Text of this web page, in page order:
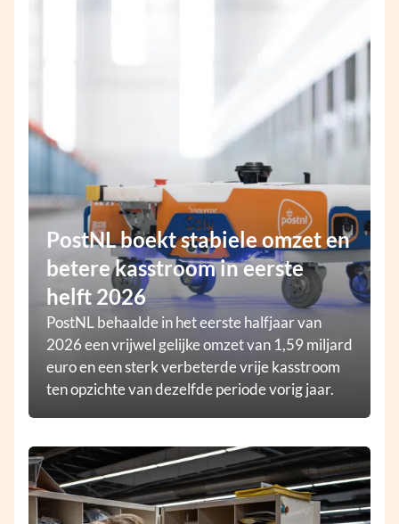
PostNL boekt stabiele omzet en
betere kasstroom in eerste
helft 2026
PostNL behaalde in het eerste halfjaar van
2026 een vrijwel gelijke omzet van 1,59 miljard
euro en een sterk verbeterde vrije kasstroom
ten opzichte van dezelfde periode vorig jaar.